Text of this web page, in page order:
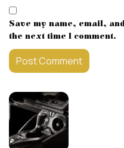
Save my name, email,
the next time I comment.